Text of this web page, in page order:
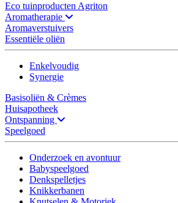
Eco tuinproducten Agriton
Aromatherapie
Aromaverstuivers
Essentiële oliën
Enkelvoudig
Synergie
Basisoliën & Crèmes
Huisapotheek
Ontspanning
Speelgoed
Onderzoek en avontuur
Babyspeelgoed
Denkspelletjes
Knikkerbanen